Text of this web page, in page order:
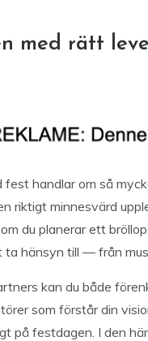
med rätt
handlar om så
riktigt minnesvärd
du planerar ett
hänsyn till — från
kan du både
som förstår din
på festdagen. I den